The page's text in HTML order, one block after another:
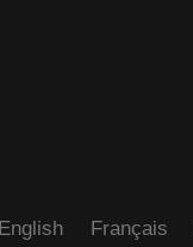
Français
English